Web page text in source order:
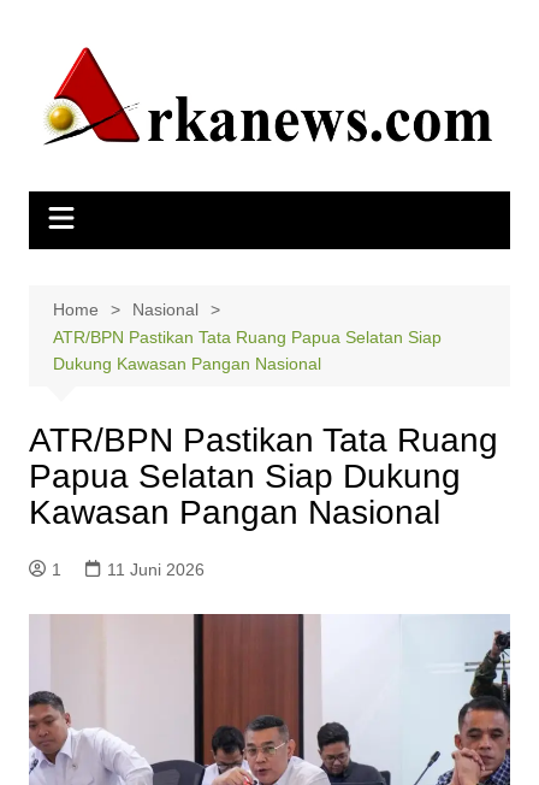
Home
Nasional
ATR/BPN Pastikan Tata Ruang Papua Selatan Siap
Dukung Kawasan Pangan Nasional
ATR/BPN Pastikan Tata Ruang
Papua Selatan Siap Dukung
Kawasan Pangan Nasional
1 11 Juni 2026